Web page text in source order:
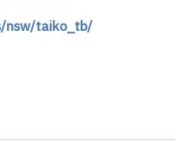
nsw/taiko_tb/